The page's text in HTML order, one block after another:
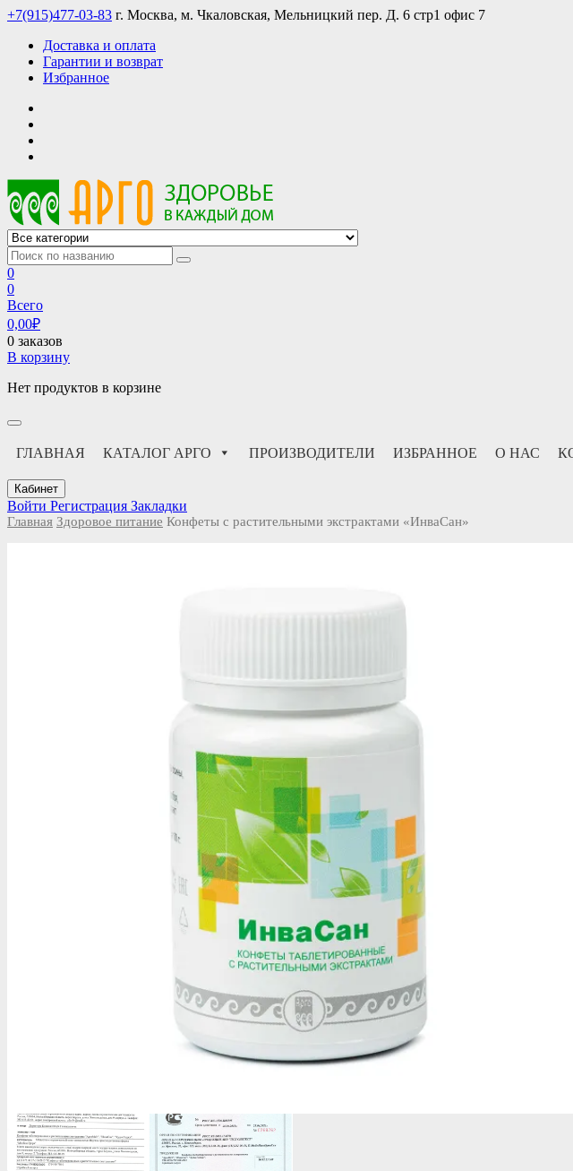
Skip
content
+7(915)477-03-83 г. Москва, м. Чкаловская, Мельницкий пер. Д. 6 стр1 офис 7
Доставка и оплата
Гарантии и возврат
Избранное
АРГО интернет магазин, доставка в Москве и по всей России
АРГО каталог каталог продукции, официальные цены
0
0
Всего
0,00₽
0 заказов
В корзину
Нет продуктов в корзине
ГЛАВНАЯ КАТАЛОГ АРГО ПРОИЗВОДИТЕЛИ ИЗБРАННОЕ О НАС
Кабинет
Войти Регистрация Закладки
Главная Здоровое питание Конфеты с растительными экстрактами «ИнваСан»